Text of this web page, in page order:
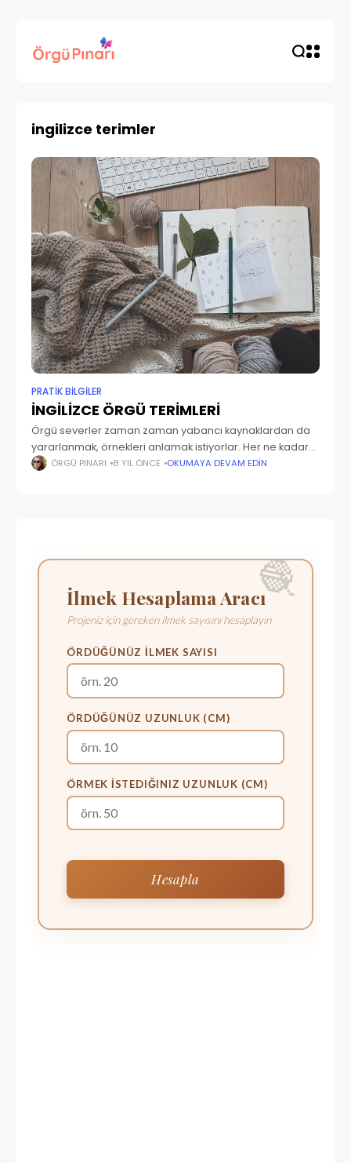
ingilizce terimler
PRATIK BILGILER
İNGİLİZCE ÖRGÜ TERİMLERİ
Örgü severler zaman zaman yabancı kaynaklardan da
yararlanmak, örnekleri anlamak istiyorlar. Her ne kadar
İngilizce bilseniz de eğer terimleri bilmiyorsanız, yazıları
ÖRGÜ PINARI 8 YIL ÖNCE OKUMAYA DEVAM EDIN